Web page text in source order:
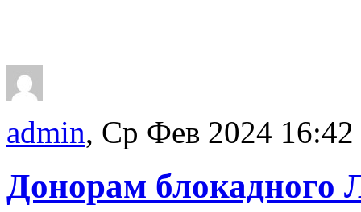
admin, Ср Фев 2024 16:42
Донорам блокадного